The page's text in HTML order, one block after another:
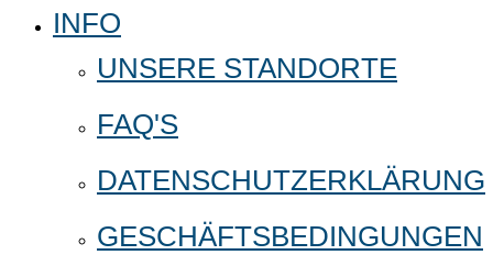
INFO
UNSERE STANDORTE
FAQ'S
DATENSCHUTZERKLÄRUNG
GESCHÄFTSBEDINGUNGEN